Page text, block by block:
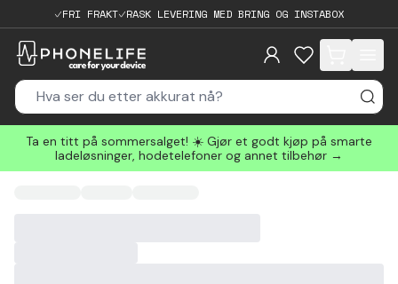
FRI FRAKT RASK LEVERING MED BRING OG INSTABOX
items in cart,
Ta en titt på sommersalget! ☀️ Gjør et godt kjøp på smarte
ladeløsninger, hodetelefoner og annet tilbehør →